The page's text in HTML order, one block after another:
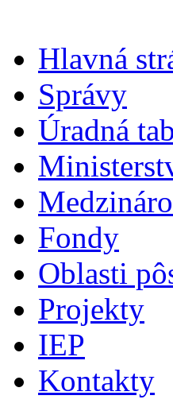
Hlavná
Správy
Úradná
Fondy
Oblasti
Projekty
IEP
Kontakty